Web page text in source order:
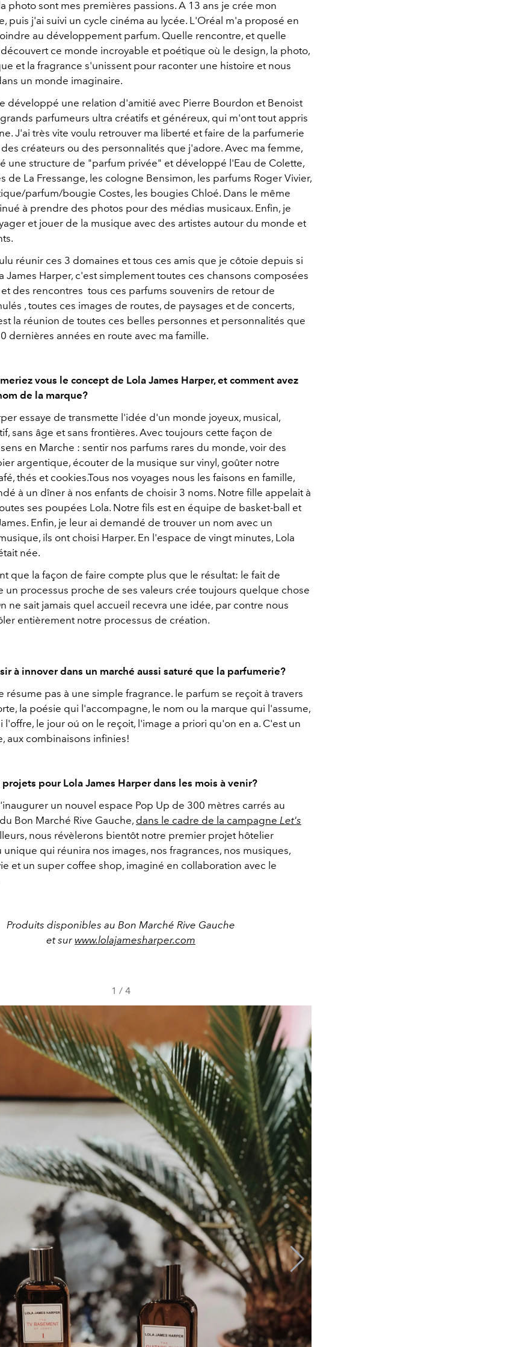
photo sont mes premières passions. A 13 ans je crée mon
puis j'ai suivi un cycle cinéma au lycée. L'Oréal m'a proposé en
au développement parfum. Quelle rencontre, et quelle
ce monde incroyable et poétique où le design, la photo,
et la fragrance s'unissent pour raconter une histoire et nous
un monde imaginaire.
développé une relation d'amitié avec Pierre Bourdon et Benoist
parfumeurs ultra créatifs et généreux, qui m'ont tout appris
J'ai très vite voulu retrouver ma liberté et faire de la parfumerie
créateurs ou des personnalités que j'adore. Avec ma femme,
une structure de "parfum privée" et développé l'Eau de Colette,
de La Fressange, les cologne Bensimon, les parfums Roger Vivier,
parfum/bougie Costes, les bougies Chloé. Dans le même
à prendre des photos pour des médias musicaux. Enfin, je
et jouer de la musique avec des artistes autour du monde et
réunir ces 3 domaines et tous ces amis que je côtoie depuis si
James Harper, c'est simplement toutes ces chansons composées
des rencontres tous ces parfums souvenirs de retour de
, toutes ces images de routes, de paysages et de concerts,
la réunion de toutes ces belles personnes et personnalités que
dernières années en route avec ma famille.
vous le concept de Lola James Harper, et comment avez
de la marque?
essaye de transmette l'idée d'un monde joyeux, musical,
sans âge et sans frontières. Avec toujours cette façon de
en Marche : sentir nos parfums rares du monde, voir des
argentique, écouter de la musique sur vinyl, goûter notre
thés et cookies.Tous nos voyages nous les faisons en famille,
à un dîner à nos enfants de choisir 3 noms. Notre fille appelait à
ses poupées Lola. Notre fils est en équipe de basket-ball et
Enfin, je leur ai demandé de trouver un nom avec un
ils ont choisi Harper. En l'espace de vingt minutes, Lola
née.
que la façon de faire compte plus que le résultat: le fait de
un processus proche de ses valeurs crée toujours quelque chose
ne sait jamais quel accueil recevra une idée, par contre nous
entièrement notre processus de création.
à innover dans un marché aussi saturé que la parfumerie?
résume pas à une simple fragrance. le parfum se reçoit à travers
la poésie qui l'accompagne, le nom ou la marque qui l'assume,
l'offre, le jour oú on le reçoit, l'image a priori qu'on en a. C'est un
aux combinaisons infinies!
pour Lola James Harper dans les mois à venir?
un nouvel espace Pop Up de 300 mètres carrés au
Bon Marché Rive Gauche, dans le cadre de la campagne Let's
nous révèlerons bientôt notre premier projet hôtelier
unique qui réunira nos images, nos fragrances, nos musiques,
et un super coffee shop, imaginé en collaboration avec le
Produits disponibles au Bon Marché Rive Gauche
et sur www.lolajamesharper.com
1 / 4